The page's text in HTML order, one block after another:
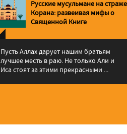
Русские мусульмане на страже
Корана: pазвеивая мифы о
Священной Книге
Пусть Аллах дарует нашим братьям
лучшее месть в раю. Не только Али и
Иса стоят за этими прекрасными ...